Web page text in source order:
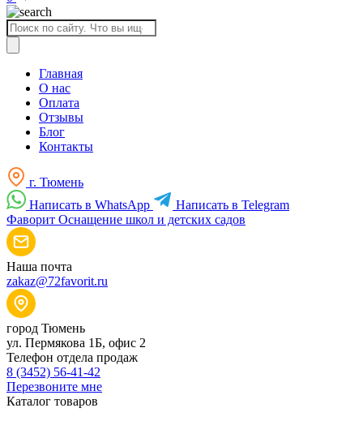
Поиск
товаров
Главная
О нас
Оплата
Отзывы
Блог
Контакты
г. Тюмень
Написать в WhatsApp
Написать в Telegram
Фаворит Оснащение школ и детских садов
Наша почта
zakaz@72favorit.ru
город Тюмень
ул. Пермякова 1Б, офис 2
Телефон отдела продаж
8 (3452) 56-41-42
Перезвоните мне
Каталог товаров